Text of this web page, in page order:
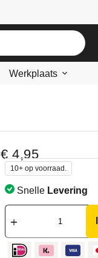
Werkplaats
€4,95
10+ op voorraad.
Snelle Levering